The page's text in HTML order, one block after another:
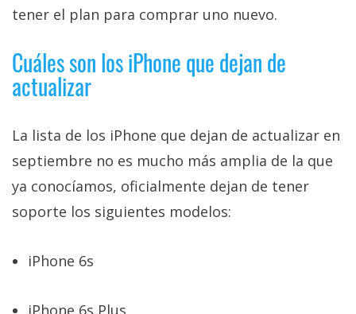
opciones
privacidad
/
Aviso
El medio de
comunicación
digital donde
encontrarás
tecnología,
apps,
tener el plan para comprar uno nuevo.
Cuáles son los iPhone que dejan de
actualizar
La lista de los iPhone que dejan de actualizar en
septiembre no es mucho más amplia de la que
ya conocíamos, oficialmente dejan de tener
soporte los siguientes modelos:
iPhone 6s